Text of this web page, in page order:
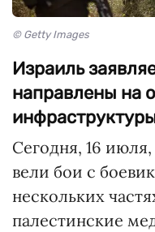
© Getty Images
Израиль
направлены на
Сегодня, 16
вели бои с
нескольких
палестинские